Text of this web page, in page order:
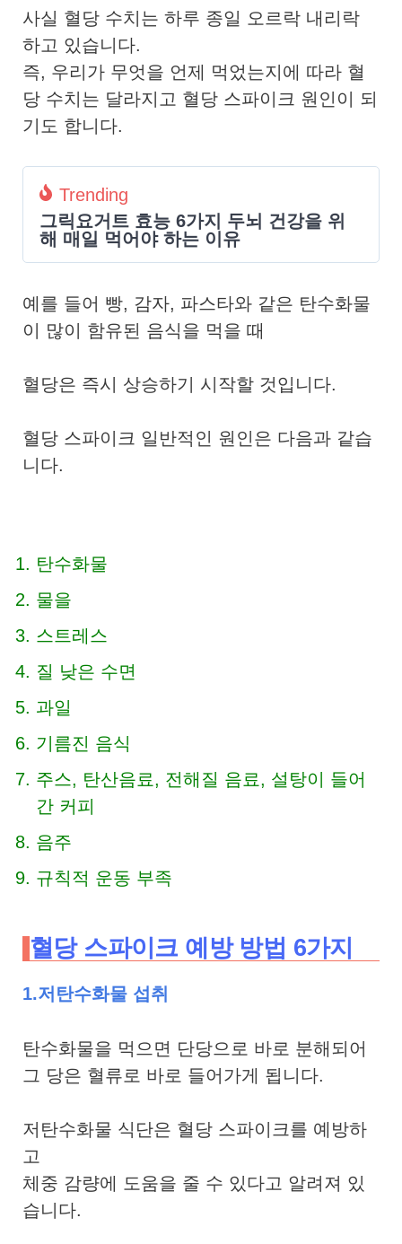
사실 혈당 수치는 하루 종일 오르락 내리락
하고 있습니다.
즉, 우리가 무엇을 언제 먹었는지에 따라 혈
당 수치는 달라지고 혈당 스파이크 원인이 되
기도 합니다.
Trending
그릭요거트 효능 6가지 두뇌 건강을 위
해 매일 먹어야 하는 이유
예를 들어 빵, 감자, 파스타와 같은 탄수화물
이 많이 함유된 음식을 먹을 때
혈당은 즉시 상승하기 시작할 것입니다.
혈당 스파이크 일반적인 원인은 다음과 같습
니다.
탄수화물
물을
스트레스
질 낮은 수면
과일
기름진 음식
주스, 탄산음료, 전해질 음료, 설탕이 들어
간 커피
음주
규칙적 운동 부족
혈당 스파이크 예방 방법 6가지
1.저탄수화물 섭취
탄수화물을 먹으면 단당으로 바로 분해되어
그 당은 혈류로 바로 들어가게 됩니다.
저탄수화물 식단은 혈당 스파이크를 예방하
고
체중 감량에 도움을 줄 수 있다고 알려져 있
습니다.